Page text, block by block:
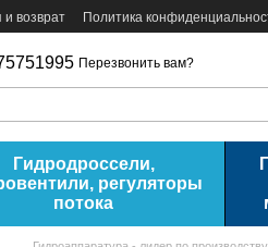
и возврат Политика
Перезвонить вам?
Гидродроссели,
регуляторы
потока